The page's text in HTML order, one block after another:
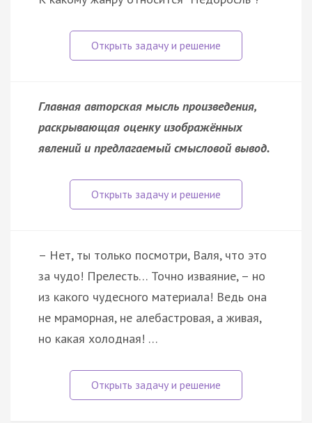
Главная авторская мысль произведения,
раскрывающая оценку изображённых
явлений и предлагаемый смысловой вывод.
– Нет, ты только посмотри, Валя, что это
за чудо! Прелесть… Точно изваяние, – но
из какого чудесного материала! Ведь она
не мраморная, не алебастровая, а живая,
но какая холодная! …